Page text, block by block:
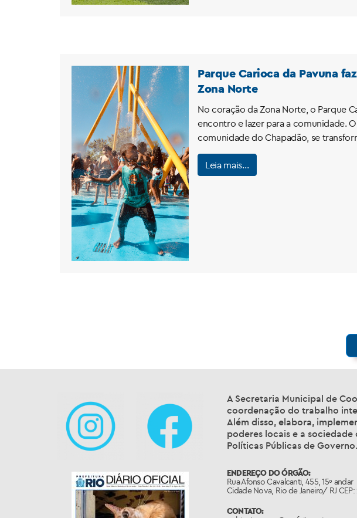
Parque Carioca da Pavuna
Zona Norte
No coração da Zona Norte, o Parque
encontro e lazer para a comunidade.
comunidade do Chapadão, se
Leia mais…
A Secretaria Municipal de
coordenação do trabalho
Além disso, elabora,
poderes locais e a
Políticas Públicas de Governo.
ENDEREÇO DO ÓRGÃO:
Rua Afonso Cavalcanti, 455, 15º andar
Cidade Nova, Rio de Janeiro/ RJ CEP:
CONTATO: